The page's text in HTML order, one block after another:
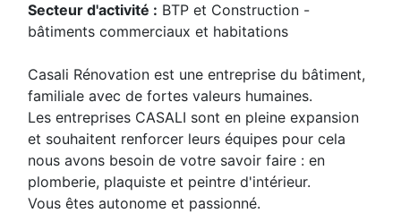
Secteur d'activité : BTP et Construction -
bâtiments commerciaux et habitations
Casali Rénovation est une entreprise du bâtiment,
familiale avec de fortes valeurs humaines.
Les entreprises CASALI sont en pleine expansion
et souhaitent renforcer leurs équipes pour cela
nous avons besoin de votre savoir faire : en
plomberie, plaquiste et peintre d'intérieur.
Vous êtes autonome et passionné.